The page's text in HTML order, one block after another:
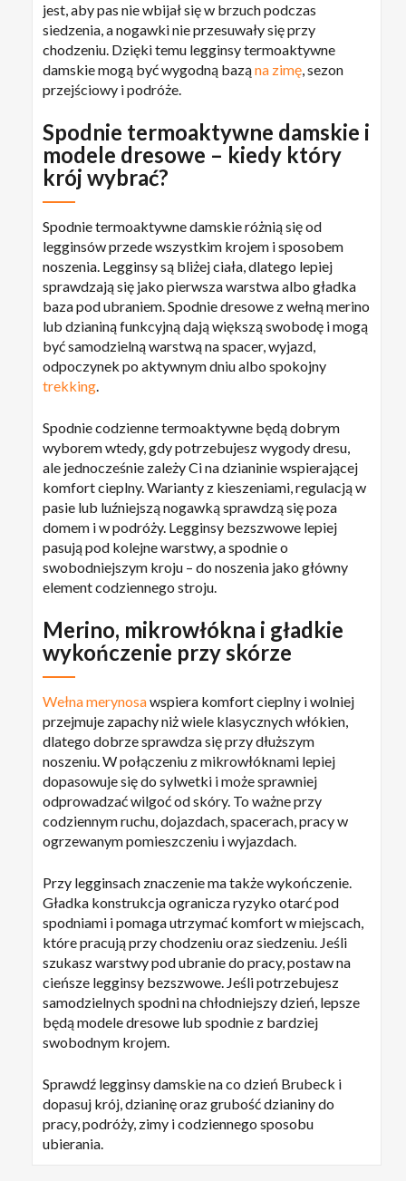
jest, aby pas nie wbijał się w brzuch podczas
siedzenia, a nogawki nie przesuwały się przy
chodzeniu. Dzięki temu legginsy termoaktywne
damskie mogą być wygodną baząna zimę, sezon
przejściowy i podróże.
Spodnie termoaktywne damskie i
modele dresowe – kiedy który
krój wybrać?
Spodnie termoaktywne damskie różnią się od
legginsów przede wszystkim krojem i sposobem
noszenia. Legginsy są bliżej ciała, dlatego lepiej
sprawdzają się jako pierwsza warstwa albo gładka
baza pod ubraniem. Spodnie dresowe z wełną merino
lub dzianiną funkcyjną dają większą swobodę i mogą
być samodzielną warstwą na spacer, wyjazd,
odpoczynek po aktywnym dniu albo spokojny
trekking.
Spodnie codzienne termoaktywne będą dobrym
wyborem wtedy, gdy potrzebujesz wygody dresu,
ale jednocześnie zależy Ci na dzianinie wspierającej
komfort cieplny. Warianty z kieszeniami, regulacją w
pasie lub luźniejszą nogawką sprawdzą się poza
domem i w podróży. Legginsy bezszwowe lepiej
pasują pod kolejne warstwy, a spodnie o
swobodniejszym kroju – do noszenia jako główny
element codziennego stroju.
Merino, mikrowłókna i gładkie
wykończenie przy skórze
Wełna merynosawspiera komfort cieplny i wolniej
przejmuje zapachy niż wiele klasycznych włókien,
dlatego dobrze sprawdza się przy dłuższym
noszeniu. W połączeniu z mikrowłóknami lepiej
dopasowuje się do sylwetki i może sprawniej
odprowadzać wilgoć od skóry. To ważne przy
codziennym ruchu, dojazdach, spacerach, pracy w
ogrzewanym pomieszczeniu i wyjazdach.
Przy legginsach znaczenie ma także wykończenie.
Gładka konstrukcja ogranicza ryzyko otarć pod
spodniami i pomaga utrzymać komfort w miejscach,
które pracują przy chodzeniu oraz siedzeniu. Jeśli
szukasz warstwy pod ubranie do pracy, postaw na
cieńsze legginsy bezszwowe. Jeśli potrzebujesz
samodzielnych spodni na chłodniejszy dzień, lepsze
będą modele dresowe lub spodnie z bardziej
swobodnym krojem.
Sprawdź legginsy damskie na co dzień Brubeck i
dopasuj krój, dzianinę oraz grubość dzianiny do
pracy, podróży, zimy i codziennego sposobu
ubierania.